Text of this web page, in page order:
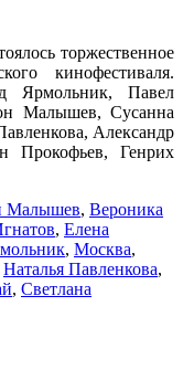
торжественное
кинофестиваля.
Ярмольник, Павел
Малышев, Сусанна
Александр
Прокофьев, Генрих
Малышев, Вероника
, Елена
, Москва,
Наталья Павленкова,
, Светлана